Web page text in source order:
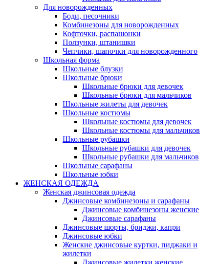
Для новорожденных
Боди, песочники
Комбинезоны для новорожденных
Кофточки, распашонки
Ползунки, штанишки
Чепчики, шапочки для новорожденного
Школьная форма
Школьные блузки
Школьные брюки
Школьные брюки для девочек
Школьные брюки для мальчиков
Школьные жилеты для девочек
Школьные костюмы
Школьные костюмы для девочек
Школьные костюмы для мальчиков
Школьные рубашки
Школьные рубашки для девочек
Школьные рубашки для мальчиков
Школьные сарафаны
Школьные юбки
ЖЕНСКАЯ ОДЕЖДА
Женская джинсовая одежда
Джинсовые комбинезоны и сарафаны
Джинсовые комбинезоны женские
Джинсовые сарафаны
Джинсовые шорты, бриджи, капри
Джинсовые юбки
Женские джинсовые куртки, пиджаки и
жилетки
Джинсовые жилетки женские